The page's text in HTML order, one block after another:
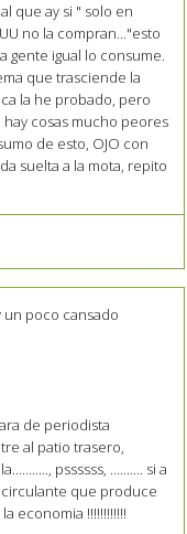
que ay si " solo en
no la compran..."esto
gente igual lo consume.
que trasciende la
la he probado, pero
cosas mucho peores
de esto, OJO con
suelta a la mota, repito
un poco cansado
de periodista
al patio trasero,
pssssss, .......... si a
circulante que produce
economia !!!!!!!!!!!!